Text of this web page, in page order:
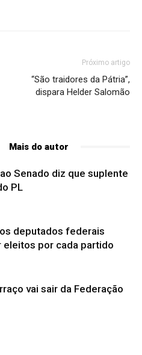
Próximo artigo
“São traidores da Pátria”,
dispara Helder Salomão
Mais do autor
Senado diz que suplente
PL
deputados federais
eleitos por cada partido
vai sair da Federação